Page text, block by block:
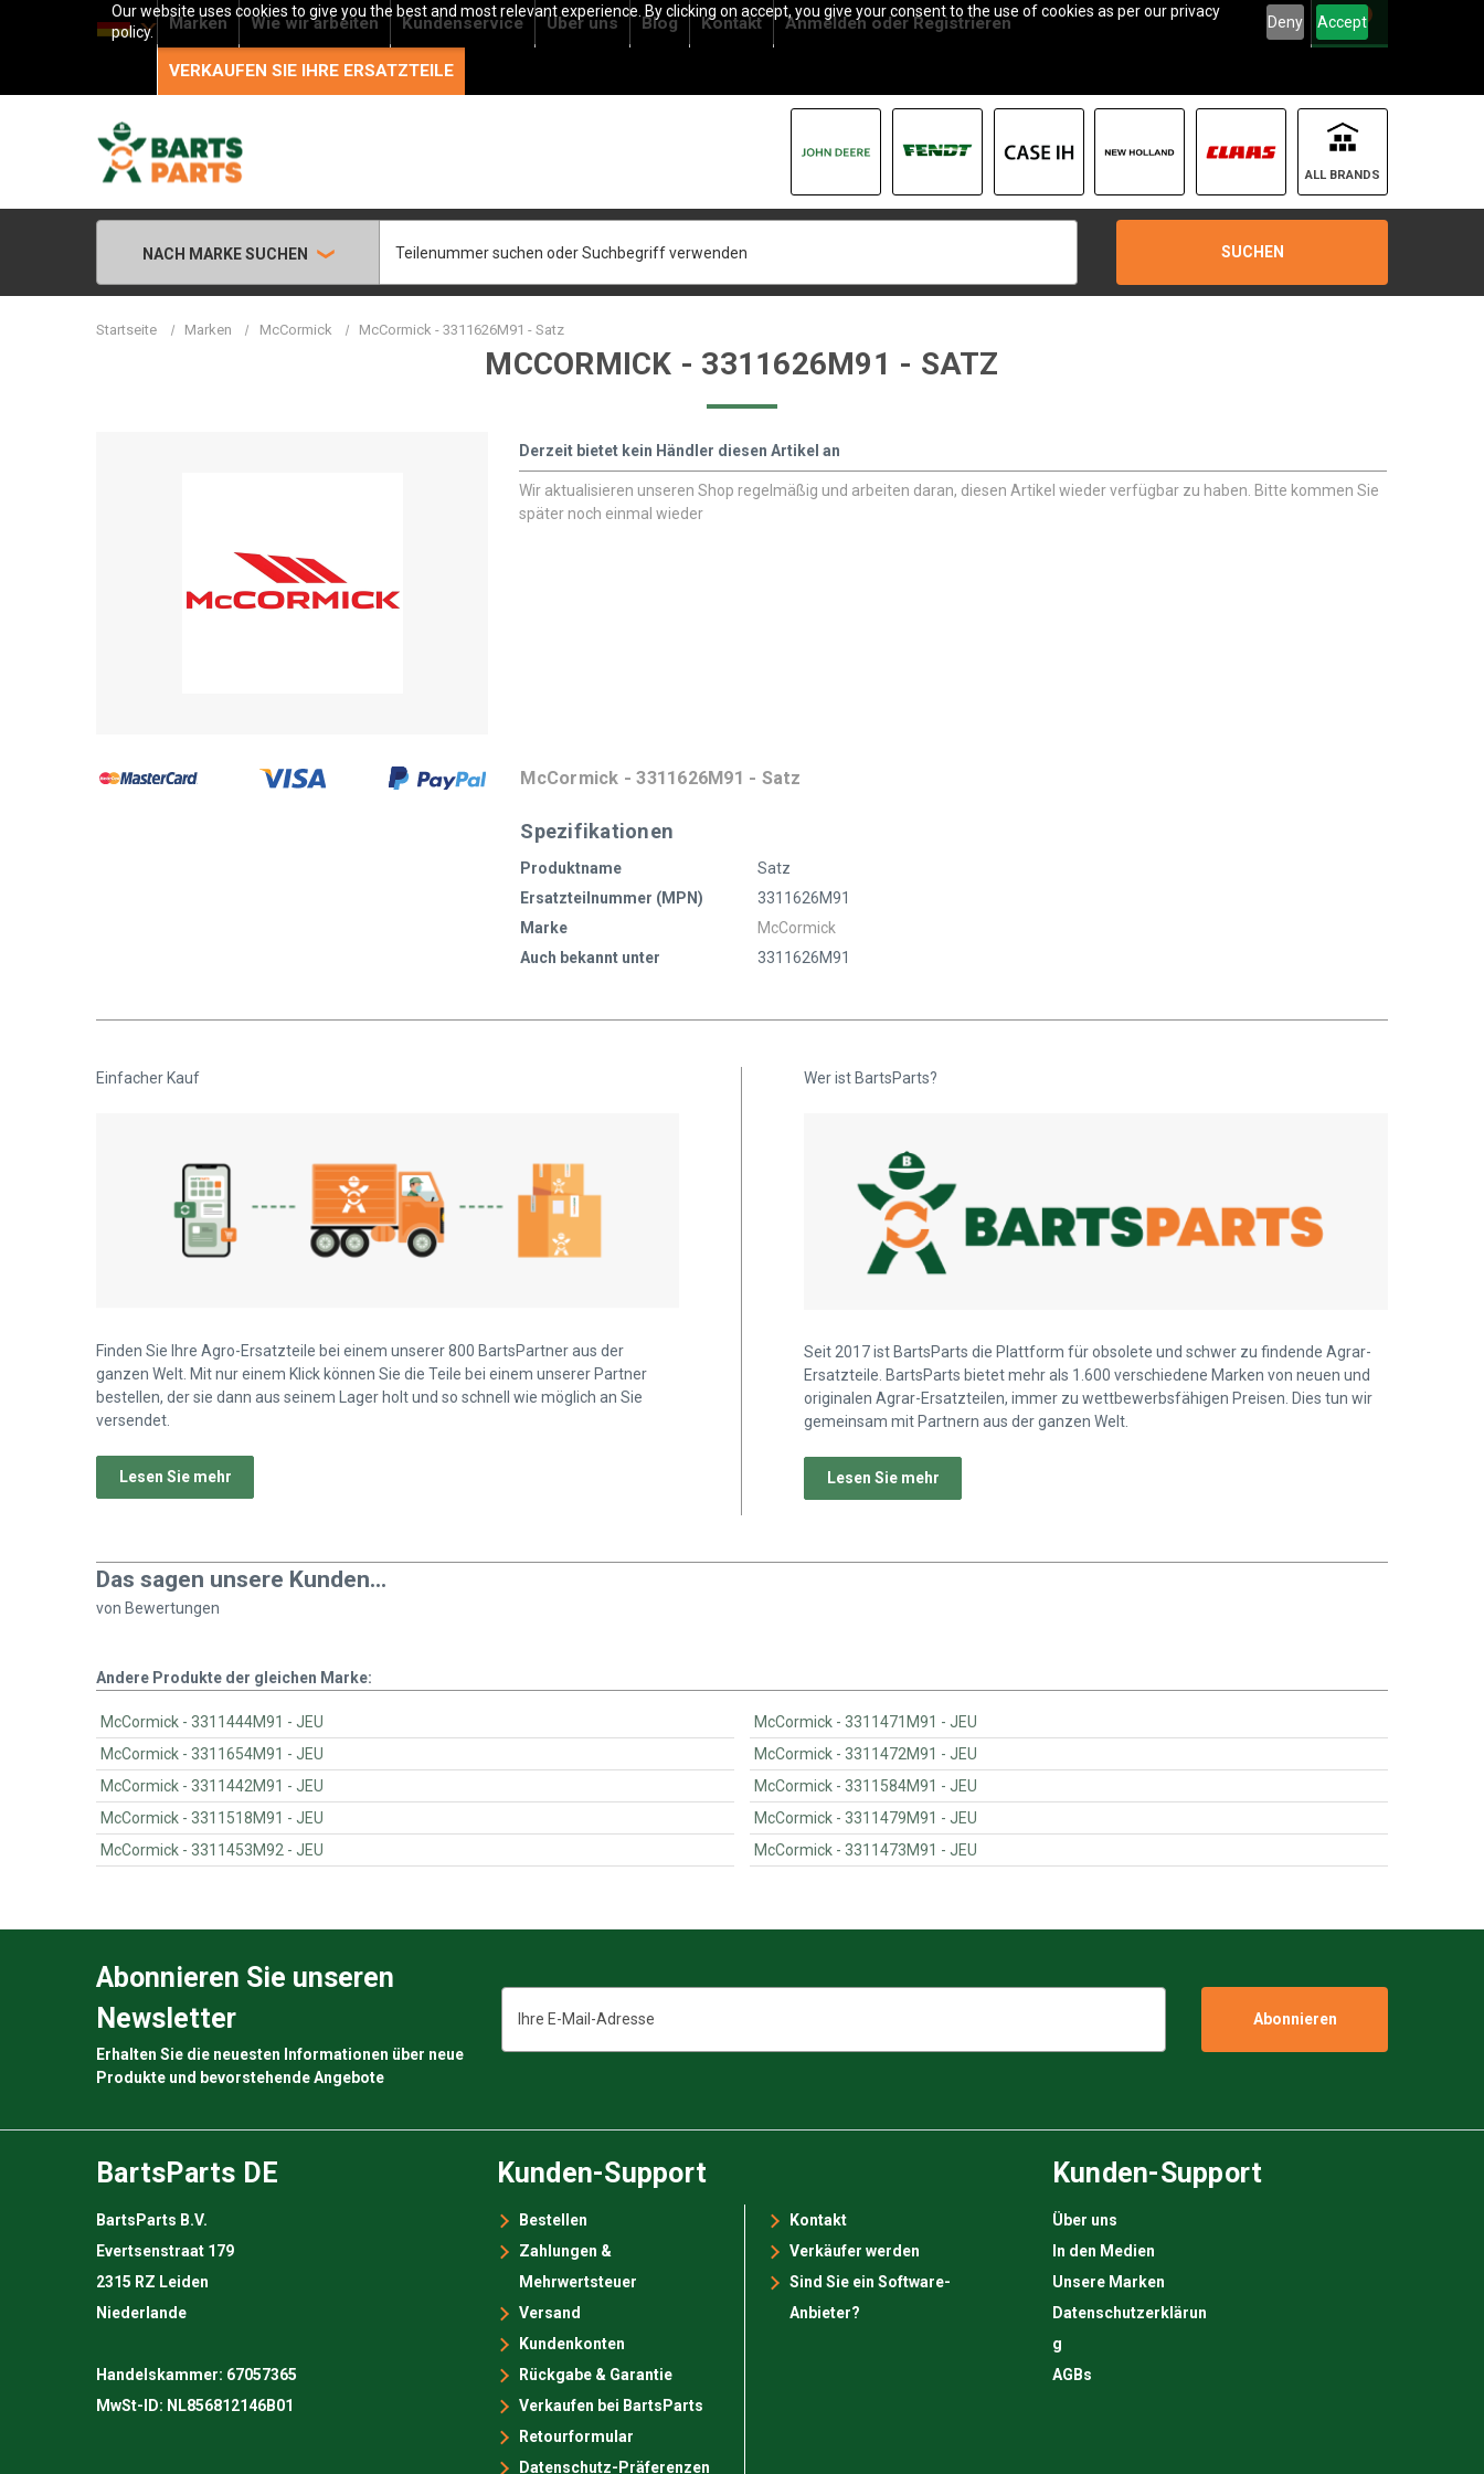
Our website uses cookies to give you the best and most relevant experience. By clicking on accept, you give your consent to the use of cookies as per our privacy
policy.
Deny Accept
Marken Wie wir arbeiten Kundenservice Über uns Blog Kontakt AnmeldenoderRegistrieren
VERKAUFEN SIE IHRE ERSATZTEILE
0
ALL BRANDS
NACH MARKE SUCHEN
SUCHEN
Startseite Marken McCormick McCormick - 3311626M91 - Satz
MCCORMICK - 3311626M91 - SATZ
Derzeit bietet kein Händler diesen Artikel an
Wir aktualisieren unseren Shop regelmäßig und arbeiten daran, diesen Artikel wieder verfügbar zu haben. Bitte kommen Sie
später noch einmal wieder
McCormick - 3311626M91 - Satz
Spezifikationen
Produktname
Satz
Ersatzteilnummer (MPN)
3311626M91
Marke
McCormick
Auch bekannt unter
3311626M91
Einfacher Kauf
Finden Sie Ihre Agro-Ersatzteile bei einem unserer 800 BartsPartner aus der
ganzen Welt. Mit nur einem Klick können Sie die Teile bei einem unserer Partner
bestellen, der sie dann aus seinem Lager holt und so schnell wie möglich an Sie
versendet.
Lesen Sie mehr
Wer ist BartsParts?
Seit 2017 ist BartsParts die Plattform für obsolete und schwer zu findende Agrar-
Ersatzteile. BartsParts bietet mehr als 1.600 verschiedene Marken von neuen und
originalen Agrar-Ersatzteilen, immer zu wettbewerbsfähigen Preisen. Dies tun wir
gemeinsam mit Partnern aus der ganzen Welt.
Lesen Sie mehr
Das sagen unsere Kunden...
von Bewertungen
Andere Produkte der gleichen Marke:
McCormick - 3311444M91 - JEU
McCormick - 3311654M91 - JEU
McCormick - 3311442M91 - JEU
McCormick - 3311518M91 - JEU
McCormick - 3311453M92 - JEU
McCormick - 3311471M91 - JEU
McCormick - 3311472M91 - JEU
McCormick - 3311584M91 - JEU
McCormick - 3311479M91 - JEU
McCormick - 3311473M91 - JEU
Abonnieren Sie unseren
Newsletter
Erhalten Sie die neuesten Informationen über neue
Produkte und bevorstehende Angebote
Mail-
Kunden-Support
Bestellen
Zahlungen &
Mehrwertsteuer
Versand
Kundenkonten
Rückgabe & Garantie
Verkaufen bei BartsParts
Retourformular
Datenschutz-Präferenzen
Kontakt
Verkäufer werden
Sind Sie ein Software-
Anbieter?
Kunden-Support
Über uns
In den Medien
Unsere Marken
Datenschutzerklärun
g
AGBs
BartsParts DE
BartsParts B.V.
Evertsenstraat 179
2315 RZ Leiden
Niederlande
Handelskammer: 67057365
MwSt-ID: NL856812146B01